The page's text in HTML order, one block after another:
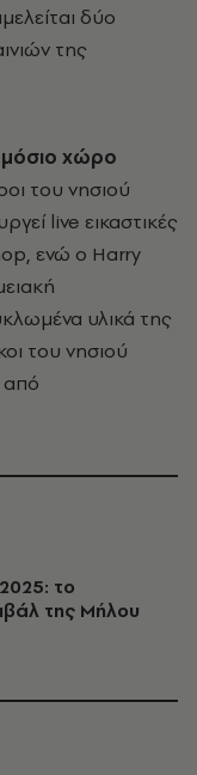
δύο
της
χώρο
του νησιού
live εικαστικές
ενώ ο Harry
υλικά της
του νησιού
από
το
της Μήλου